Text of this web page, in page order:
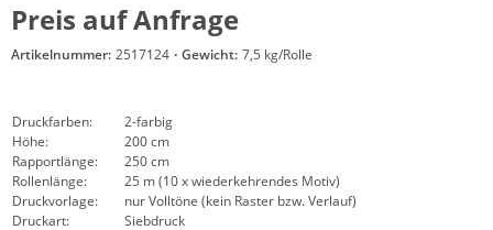
Preis auf Anfrage
Artikelnummer: 2517124 · Gewicht: 7,5 kg/Rolle
Druckfarben:
2-farbig
Höhe:
200 cm
Rapportlänge:
250 cm
Rollenlänge:
25 m (10 x wiederkehrendes Motiv)
Druckvorlage:
nur Volltöne (kein Raster bzw. Verlauf)
Druckart:
Siebdruck